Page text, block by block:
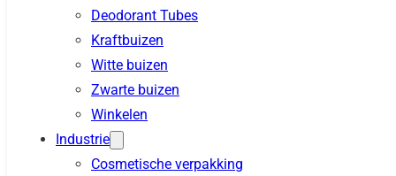
Deodorant Tubes
Kraftbuizen
Witte buizen
Zwarte buizen
Winkelen
Industrie
Cosmetische verpakking